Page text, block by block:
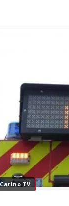
Carino TV